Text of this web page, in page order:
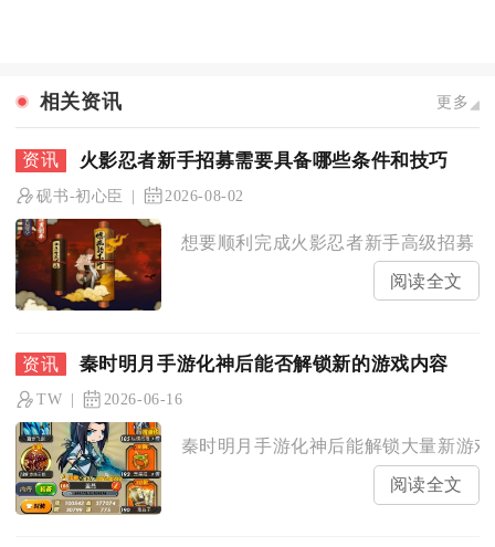
相关资讯 更多
火影忍者新手招募需要具备哪些条件和技巧
砚书-初心臣 2026-08-02
想要顺利完成火影忍者新手高级招募
阅读全文
秦时明月手游化神后能否解锁新的游戏内容
TW 2026-06-16
秦时明月手游化神后能解锁大量新游
阅读全文